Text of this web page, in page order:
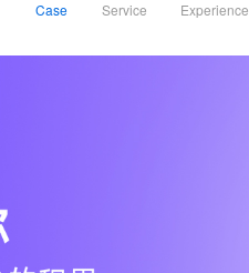
Case Service Experience